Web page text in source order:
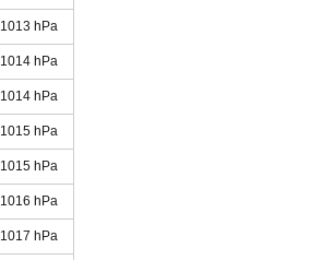
1013 hPa
1014 hPa
1014 hPa
1015 hPa
1015 hPa
1016 hPa
1017 hPa